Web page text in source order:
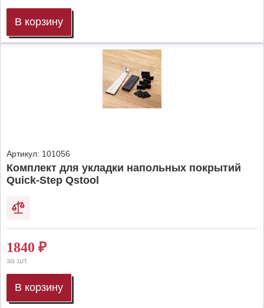
В корзину
Артикул: 101056
Комплект для укладки напольных покрытий
Quick-Step Qstool
1840 ₽
за шт.
В корзину